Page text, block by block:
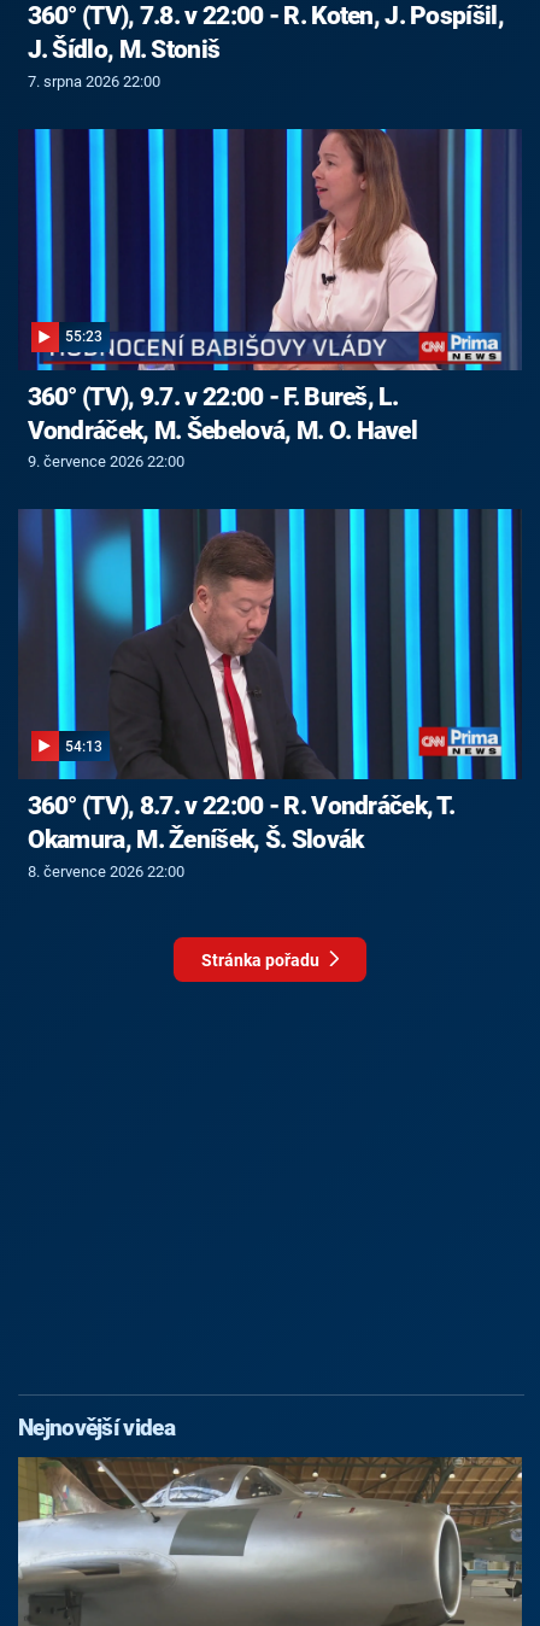
360° (TV), 7.8. v 22:00 - R. Koten, J. Pospíšil,
J. Šídlo, M. Stoniš
7. srpna 2026 22:00
55:23
360° (TV), 9.7. v 22:00 - F. Bureš, L.
Vondráček, M. Šebelová, M. O. Havel
9. července 2026 22:00
54:13
360° (TV), 8.7. v 22:00 - R. Vondráček, T.
Okamura, M. Ženíšek, Š. Slovák
8. července 2026 22:00
Stránka pořadu
Nejnovější videa